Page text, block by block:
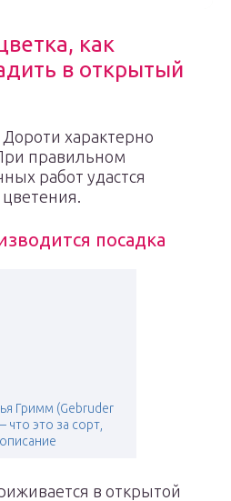
как
в открытый
характерно
правильном
работ удастся
посадка
Гримм (Gebruder
что это за сорт,
описание
в открытой